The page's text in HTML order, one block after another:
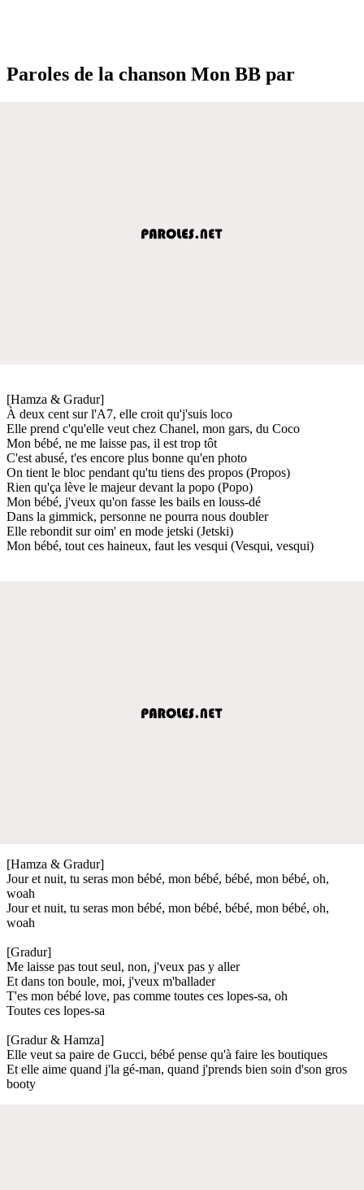
Paroles de la chanson Mon BB par
[Hamza & Gradur]
À deux cent sur l'A7, elle croit qu'j'suis loco
Elle prend c'qu'elle veut chez Chanel, mon gars, du Coco
Mon bébé, ne me laisse pas, il est trop tôt
C'est abusé, t'es encore plus bonne qu'en photo
On tient le bloc pendant qu'tu tiens des propos (Propos)
Rien qu'ça lève le majeur devant la popo (Popo)
Mon bébé, j'veux qu'on fasse les bails en louss-dé
Dans la gimmick, personne ne pourra nous doubler
Elle rebondit sur oim' en mode jetski (Jetski)
Mon bébé, tout ces haineux, faut les vesqui (Vesqui, vesqui)
[Hamza & Gradur]
Jour et nuit, tu seras mon bébé, mon bébé, bébé, mon bébé, oh,
woah
Jour et nuit, tu seras mon bébé, mon bébé, bébé, mon bébé, oh,
woah
[Gradur]
Me laisse pas tout seul, non, j'veux pas y aller
Et dans ton boule, moi, j'veux m'ballader
T'es mon bébé love, pas comme toutes ces lopes-sa, oh
Toutes ces lopes-sa
[Gradur & Hamza]
Elle veut sa paire de Gucci, bébé pense qu'à faire les boutiques
Et elle aime quand j'la gé-man, quand j'prends bien soin d'son gros
booty